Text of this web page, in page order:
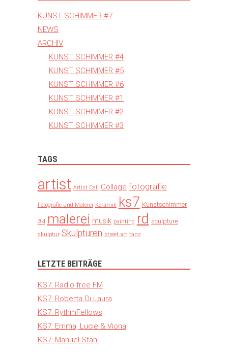
KUNST SCHIMMER #7
NEWS
ARCHIV
KUNST SCHIMMER #4
KUNST SCHIMMER #5
KUNST SCHIMMER #6
KUNST SCHIMMER #1
KUNST SCHIMMER #2
KUNST SCHIMMER #3
TAGS
artist Artist Call Collage fotografie
Fotografie und Malerei Keramik ks7 Kunstschimmer
#4 malerei musik painting rd sculpture
skulptur Skulpturen street art tanz
LETZTE BEITRÄGE
KS7: Radio free FM
KS7: Roberta Di Laura
KS7: RythmFellows
KS7: Emma, Lucie & Viona
KS7: Manuel Stahl